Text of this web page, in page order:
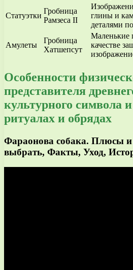
Статуэтки
Гробница
Рамзеса II
глины и
деталями
Амулеты
Гробница
Хатшепсут
Маленькие
качестве
Особенности
представителя
культурного символа
ритуалах и обрядах
Фараонова собака. Плюсы
выбрать, Факты, Уход,